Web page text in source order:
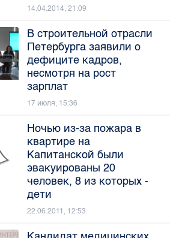
14.04.2014, 21:09
В строительной отрасли
Петербурга заявили о
дефиците кадров,
несмотря на рост
зарплат
17 июля, 15:36
Ночью из-за пожара в
квартире на
Капитанской были
эвакуированы 20
человек, 8 из которых -
дети
22.06.2011, 12:53